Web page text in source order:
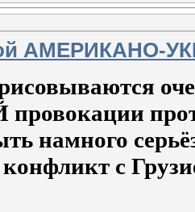
АМЕРИКАНО-
намного
с